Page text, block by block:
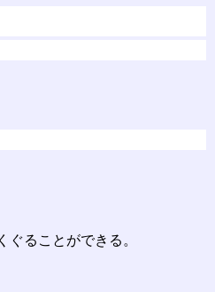
ることができる。